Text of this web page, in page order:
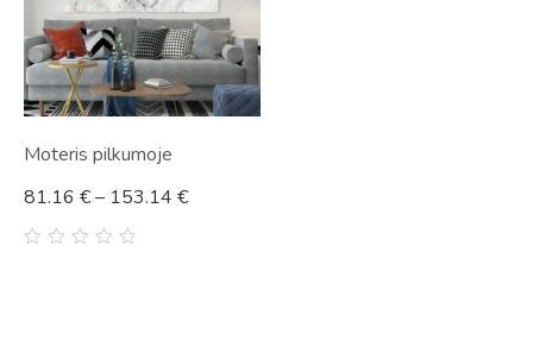
Moteris pilkumoje
81.16 €– 153.14 €